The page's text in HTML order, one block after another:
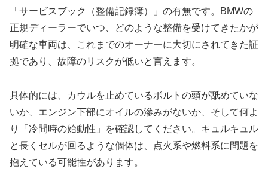
「サービスブック（整備記録簿）」の有無です。BMWの
正規ディーラーでいつ、どのような整備を受けてきたかが
明確な車両は、これまでのオーナーに大切にされてきた証
拠であり、故障のリスクが低いと言えます。
具体的には、カウルを止めているボルトの頭が舐めていな
いか、エンジン下部にオイルの滲みがないか、そして何よ
り「冷間時の始動性」を確認してください。キュルキュル
と長くセルが回るような個体は、点火系や燃料系に問題を
抱えている可能性があります。